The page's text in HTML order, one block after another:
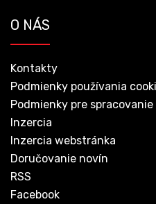
O NÁS
Kontakty
Podmienky používania
Podmienky pre
Inzercia
Inzercia webstránka
Doručovanie novín
RSS
Facebook